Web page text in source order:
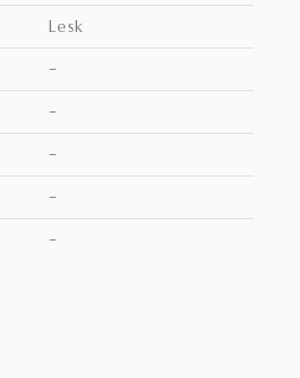
lesk
–
–
–
–
–